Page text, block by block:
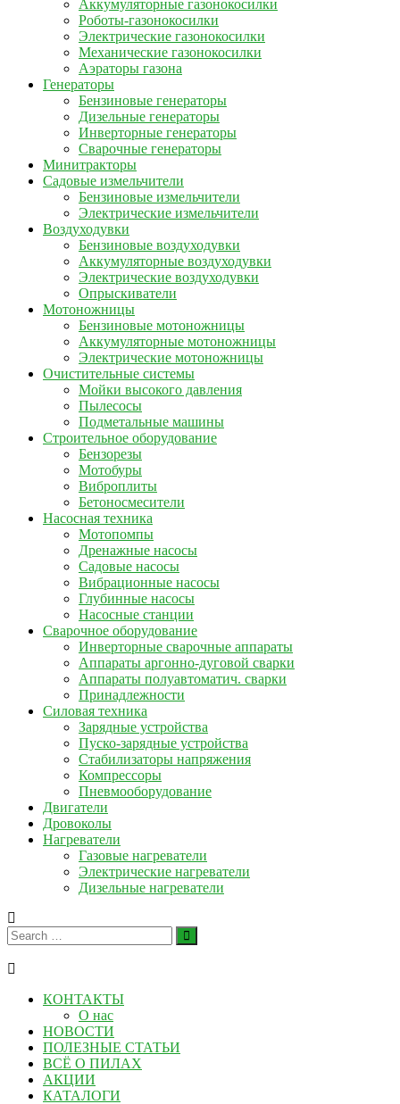
Аккумуляторные газонокосилки
Роботы-газонокосилки
Электрические газонокосилки
Механические газонокосилки
Аэраторы газона
Генераторы
Бензиновые генераторы
Дизельные генераторы
Инверторные генераторы
Сварочные генераторы
Минитракторы
Садовые измельчители
Бензиновые измельчители
Электрические измельчители
Воздуходувки
Бензиновые воздуходувки
Аккумуляторные воздуходувки
Электрические воздуходувки
Опрыскиватели
Мотоножницы
Бензиновые мотоножницы
Аккумуляторные мотоножницы
Электрические мотоножницы
Очистительные системы
Мойки высокого давления
Пылесосы
Подметальные машины
Строительное оборудование
Бензорезы
Мотобуры
Виброплиты
Бетоносмесители
Насосная техника
Мотопомпы
Дренажные насосы
Садовые насосы
Вибрационные насосы
Глубинные насосы
Насосные станции
Сварочное оборудование
Инверторные сварочные аппараты
Аппараты аргонно-дуговой сварки
Аппараты полуавтоматич. сварки
Принадлежности
Силовая техника
Зарядные устройства
Пуско-зарядные устройства
Стабилизаторы напряжения
Компрессоры
Пневмооборудование
Двигатели
Дровоколы
Нагреватели
Газовые нагреватели
Электрические нагреватели
Дизельные нагреватели
КОНТАКТЫ
О нас
НОВОСТИ
ПОЛЕЗНЫЕ СТАТЬИ
ВСЁ О ПИЛАХ
АКЦИИ
КАТАЛОГИ